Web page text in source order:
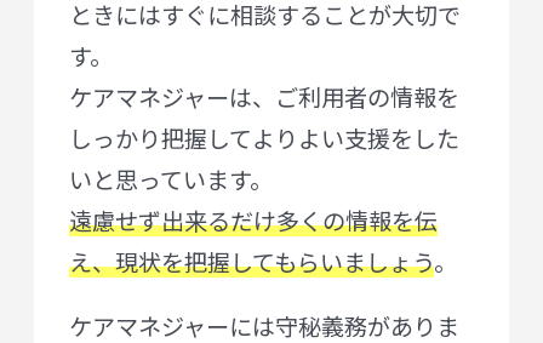
ときにはすぐに相談することが大切で
す。
ケアマネジャーは、ご利用者の情報を
しっかり把握してよりよい支援をした
いと思っています。
遠慮せず出来るだけ多くの情報を伝
え、現状を把握してもらいましょう。
ケアマネジャーには守秘義務がありま